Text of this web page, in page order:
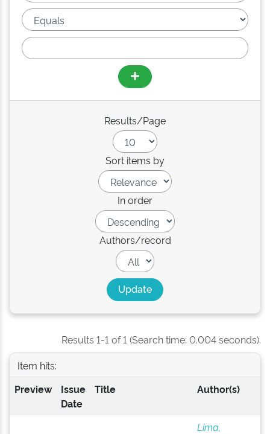
Results/Page
Sort items by
In order
Authors/record
Results 1-1 of 1 (Search time: 0.004 seconds).
Item hits:
Preview
Issue
Date
Title Author(s)
Lima,